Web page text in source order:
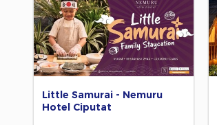
Little Samurai - Nemuru
Hotel Ciputat